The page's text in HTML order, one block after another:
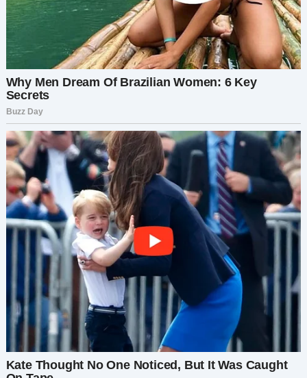
сказал, что я перегнула палку.»Позже
свекровь жаловалась, что блёстки до сих пор
не может вычистить из машины.
Reddit-пользователи поддержали жену: если
бы Людмила уважала границы, всё было бы
иначе.
Свекровь решила, что внук
будет её, и устроила себе
бэби-шауэр
Марина с мужем ждали первого ребёнка. Его
мама, Людмила, была слишком возбуждена от
идеи стать бабушкой — настолько, что начала
называть ребёнка«моим малышом».Муж
Марины говорил не обращать внимания.
Людмила захотела устроить бэби-шауэр, но
только для своих подруг.«Ты можешь потом
себе устроить своё.»Супруги составили